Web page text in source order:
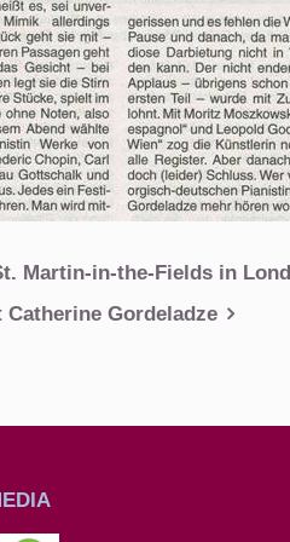
Martin-in-the-Fields in
Catherine Gordeladze